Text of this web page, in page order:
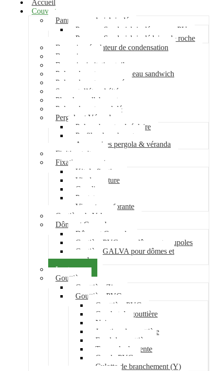
Accueil
Couverture
Panneau sandwich isolé
Panneau Sandwich isolé mousse PU
Panneau Sandwich isolé laine de roche
Bac acier régulateur de condensation
Bac acier sec
Bac acier imitation tuile
Polycarbonate pour panneau sandwich
Polycarbonate nervuré
Support d’étanchéité
Plancher collaborant
Polycarbonate ondulé
Pergola et Véranda
Polycarbonate alvéolaire
Profil polycarbonate
Accessoires pergola & véranda
Finition toiture
Fixation couverture
Kit de fixation
Vis de couture
Cavalier
Pontet
Vis auto-perforante
Costière de Velux
Dôme et Coupole
Dôme et Coupole
Costière PVC pour dômes et coupoles
Costière GALVA pour dômes et
coupoles
Lanterneau
Gouttière
Gouttière Zinc
Gouttière PVC
Gouttière PVC
Crochet de gouttière
Naissance
Jonction de gouttière
Fond de gouttière
Tuyau de descente
Coude PVC
Culotte de branchement (Y)